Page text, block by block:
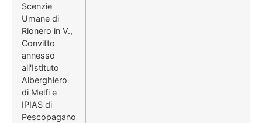
Scenzie
Umane di
Rionero in V.,
Convitto
annesso
all'Istituto
Alberghiero
di Melfi e
IPIAS di
Pescopagano